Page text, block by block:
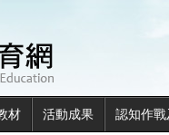
材 活動成果 認知作